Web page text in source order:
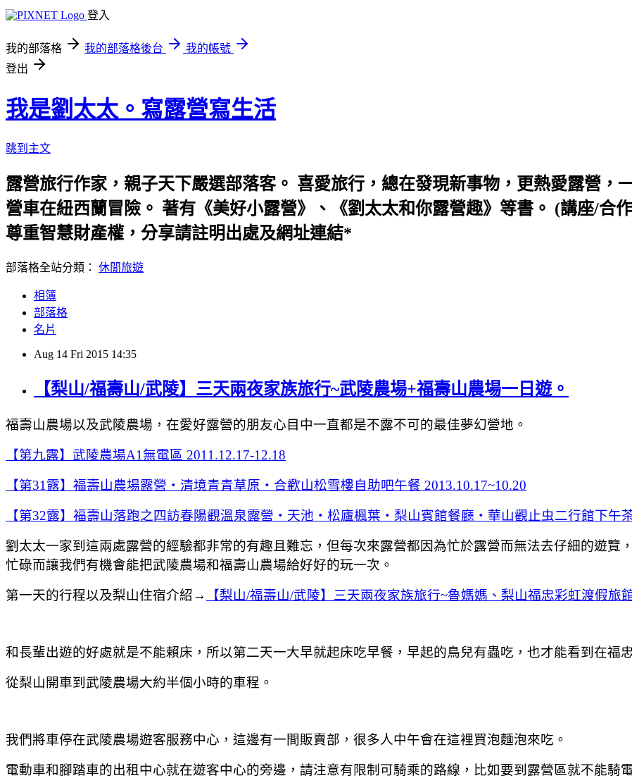
登入
我的部落格 我的部落格後台
我的帳號
登出
我是劉太太。寫露營寫生活
跳到主文
露營旅行作家，親子天下嚴選部落客。 喜愛旅行，總在發現新事物，更熱愛露營，
營車在紐西蘭冒險。 著有《美好小露營》、《劉太太和你露營趣》等書。 (講座/合
尊重智慧財產權，分享請註明出處及網址連結*
部落格全站分類： 休閒旅遊
相簿
部落格
名片
Aug 14 Fri 2015 14:35
【梨山/福壽山/武陵】三天兩夜家族旅行~武陵農場+福壽山農場一日遊。
福壽山農場以及武陵農場，在愛好露營的朋友心目中一直都是不露不可的最佳夢幻營地。
【第九露】武陵農場A1無電區 2011.12.17-12.18
【第31露】福壽山農場露營‧清境青青草原‧合歡山松雪樓自助吧午餐 2013.10.17~10.20
【第32露】福壽山落跑之四訪春陽觀溫泉露營‧天池‧松廬楓葉‧梨山賓館餐廳‧華山觀止虫二行館下午茶
劉太太一家到這兩處露營的經驗都非常的有趣且難忘，但每次來露營都因為忙於露營而無法去仔細的遊覽
忙碌而讓我們有機會能把武陵農場和福壽山農場給好好的玩一次。
第一天的行程以及梨山住宿介紹→ 【梨山/福壽山/武陵】三天兩夜家族旅行~魯媽媽、梨山福忠彩虹渡假旅
和長輩出遊的好處就是不能賴床，所以第二天一大早就起床吃早餐，早起的鳥兒有蟲吃，也才能看到在福
從梨山開車到武陵農場大約半個小時的車程。
我們將車停在武陵農場遊客服務中心，這邊有一間販賣部，很多人中午會在這裡買泡麵泡來吃。
電動車和腳踏車的出租中心就在遊客中心的旁邊，請注意有限制可騎乘的路線，比如要到露營區就不能騎